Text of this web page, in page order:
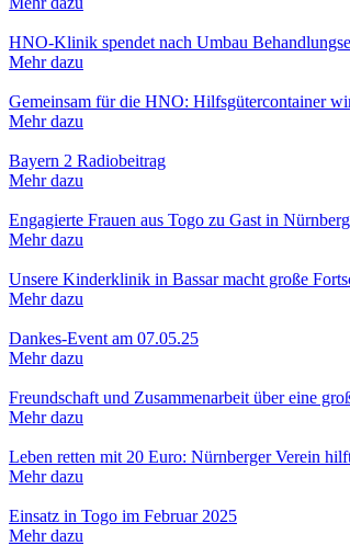
HNO-Klinik spendet nach Umbau
Mehr dazu
Gemeinsam für die HNO: Hilfsgütercontainer
Mehr dazu
Bayern 2 Radiobeitrag
Mehr dazu
Engagierte Frauen aus Togo zu Gast in Nürnberg
Mehr dazu
Unsere Kinderklinik in Bassar macht große
Mehr dazu
Dankes-Event am 07.05.25
Mehr dazu
Freundschaft und Zusammenarbeit über eine
Mehr dazu
Leben retten mit 20 Euro: Nürnberger Verein
Mehr dazu
Einsatz in Togo im Februar 2025
Mehr dazu